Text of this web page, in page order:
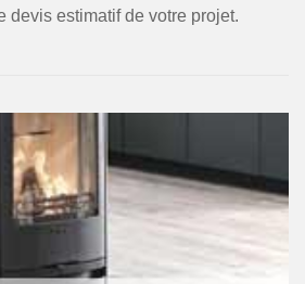
devis estimatif de votre projet.